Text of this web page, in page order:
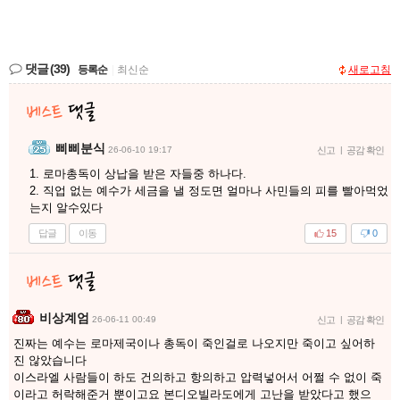
댓글(39) 등록순 최신순 새로고침
삐삐분식 26-06-10 19:17 신고 | 공감 확인
1. 로마총독이 상납을 받은 자들중 하나다.
2. 직업 없는 예수가 세금을 낼 정도면 얼마나 사민들의 피를 빨아먹었
는지 알수있다
답글 이동 0
15
비상계엄 26-06-11 00:49 신고 | 공감 확인
진짜는 예수는 로마제국이나 총독이 죽인걸로 나오지만 죽이고 싶어하
진 않았습니다
이스라엘 사람들이 하도 건의하고 항의하고 압력넣어서 어쩔 수 없이 죽
이라고 허락해준거 뿐이고요 본디오빌라도에게 고난을 받았다고 했으